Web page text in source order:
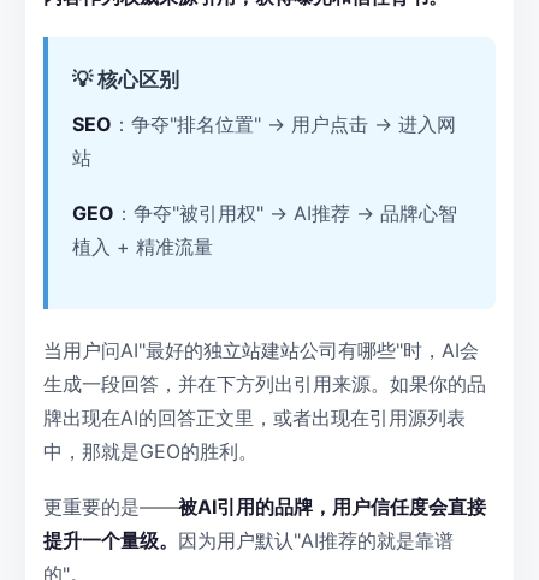
💡 核心区别
SEO ：争夺"排名位置" → 用户点击 → 进入网
站
GEO ：争夺"被引用权" → AI推荐 → 品牌心智
植入 + 精准流量
当用户问AI"最好的独立站建站公司有哪些"时，AI会
生成一段回答，并在下方列出引用来源。如果你的品
牌出现在AI的回答正文里，或者出现在引用源列表
中，那就是GEO的胜利。
更重要的是——被AI引用的品牌，用户信任度会直接
提升一个量级。 因为用户默认"AI推荐的就是靠谱
的"。